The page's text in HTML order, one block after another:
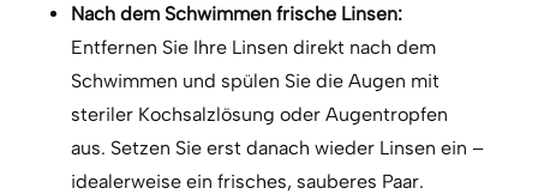
Nach dem Schwimmen frische Linsen:
Entfernen Sie Ihre Linsen direkt nach dem
Schwimmen und spülen Sie die Augen mit
steriler Kochsalzlösung oder Augentropfen
aus. Setzen Sie erst danach wieder Linsen ein –
idealerweise ein frisches, sauberes Paar.